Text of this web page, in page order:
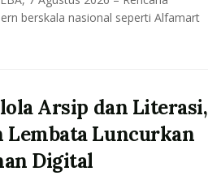
berskala nasional seperti Alfamart
Arsip dan Literasi,
Lembata Luncurkan
Digital